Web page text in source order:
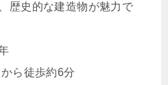
歴史的な建造物が魅力で
ら徒歩約6分